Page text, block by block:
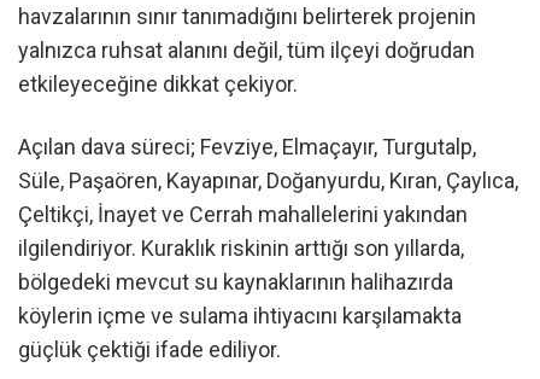
havzalarının sınır tanımadığını belirterek projenin
yalnızca ruhsat alanını değil, tüm ilçeyi doğrudan
etkileyeceğine dikkat çekiyor.
Açılan dava süreci; Fevziye, Elmaçayır, Turgutalp,
Süle, Paşaören, Kayapınar, Doğanyurdu, Kıran, Çaylıca,
Çeltikçi, İnayet ve Cerrah mahallelerini yakından
ilgilendiriyor. Kuraklık riskinin arttığı son yıllarda,
bölgedeki mevcut su kaynaklarının halihazırda
köylerin içme ve sulama ihtiyacını karşılamakta
güçlük çektiği ifade ediliyor.